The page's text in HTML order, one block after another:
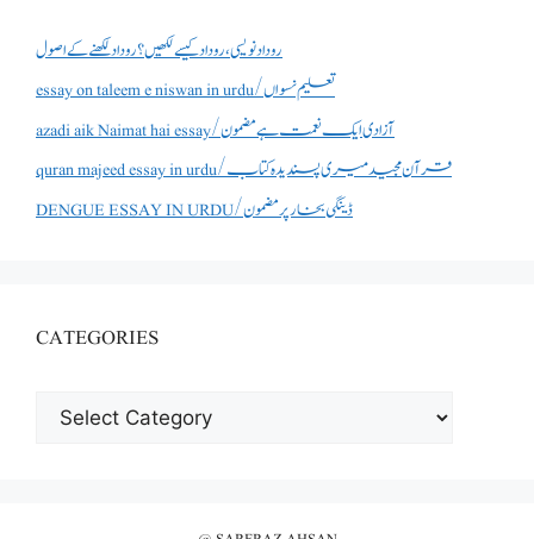
روداد نویسی ،روداد کیسے لکھیں؟ روداد لکھنے کے اصول
essay on taleem e niswan in urdu/تعلیم نسواں
azadi aik Naimat hai essay/آزادی ایک نعمت ہے مضمون
quran majeed essay in urdu/قرآن مجید میری پسندیدہ کتاب
DENGUE ESSAY IN URDU/ڈینگی بخار پر مضمون
CATEGORIES
CATEGORIES